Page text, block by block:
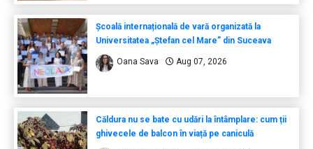
Școală internațională de vară organizată la
Universitatea „Ștefan cel Mare” din Suceava
Oana Sava Aug 07, 2026
Căldura nu se bate cu udări la întâmplare: cum ții
ghivecele de balcon în viață pe caniculă